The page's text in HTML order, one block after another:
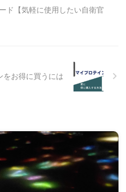
ド【気軽に使用したい自衛官
をお得に買うには